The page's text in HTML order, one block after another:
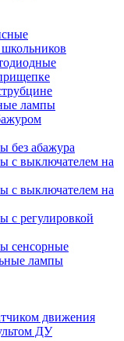
лампы
без абажура
с выключателем на
с выключателем на
с регулировкой
сенсорные
лампы
движения
ДУ